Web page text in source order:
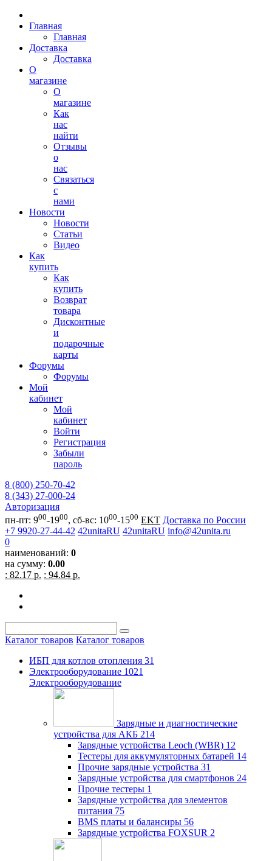
Главная
Главная
Доставка
Доставка
О
магазине
О
магазине
Как
нас
найти
Отзывы
о
нас
Связаться
с
нами
Новости
Новости
Статьи
Видео
Как
купить
Как
купить
Возврат
товара
Дисконтные
и
подарочные
карты
Форумы
Форумы
Мой
кабинет
Мой
кабинет
Войти
Регистрация
Забыли
пароль
8 (800) 250-70-42
8 (343) 27-000-24
Авторизация
пн-пт: 900-1900, сб-вс: 1000-1500 EKT Доставка по России
+7 9920-27-44-42 42unitaRU 42unitaRU info@42unita.ru
0
наименований: 0
на сумму: 0.00
: 82.17 р. : 94.84 р.
Каталог товаров Каталог товаров
ИБП для котлов отопления 31
Электрооборудование 1021
Электрооборудование
Зарядные и диагностические
устройства для АКБ 214
Зарядные устройства Leoch (WBR) 12
Тестеры для аккумуляторных батарей 14
Прочие зарядные устройства 31
Зарядные устройства для смартфонов 24
Прочие тестеры 1
Зарядные устройства для элементов
питания 75
BMS платы и балансиры 56
Зарядные устройства FOXSUR 2